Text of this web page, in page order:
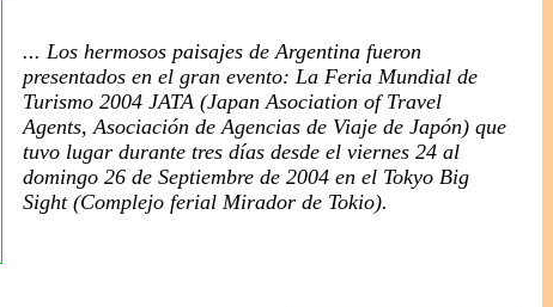
... Los hermosos paisajes de Argentina fueron
presentados en el gran evento: La Feria Mundial de
Turismo 2004 JATA (Japan Asociation of Travel
Agents, Asociación de Agencias de Viaje de Japón) que
tuvo lugar durante tres días desde el viernes 24 al
domingo 26 de Septiembre de 2004 en el Tokyo Big
Sight (Complejo ferial Mirador de Tokio).